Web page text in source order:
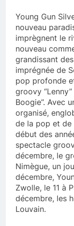
Young Gun
nouveau
imprègnent le
nouveau
grandissant
imprégnée de
pop profonde
groovy
Boogie”. Avec
organisé,
de la pop et de
début des
spectacle
décembre, le
Nimègue, un
décembre,
Zwolle, le 11 à
décembre, les
Louvain.